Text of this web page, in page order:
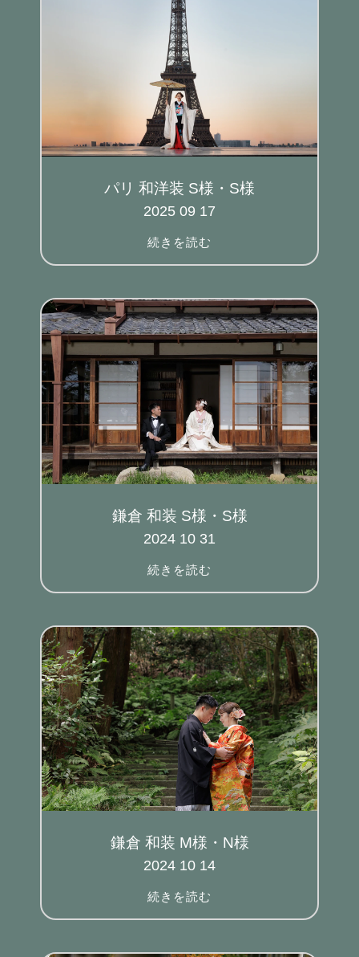
パリ 和洋装 S様・S様
2025 09 17
続きを読む
鎌倉 和装 S様・S様
2024 10 31
続きを読む
鎌倉 和装 M様・N様
2024 10 14
続きを読む